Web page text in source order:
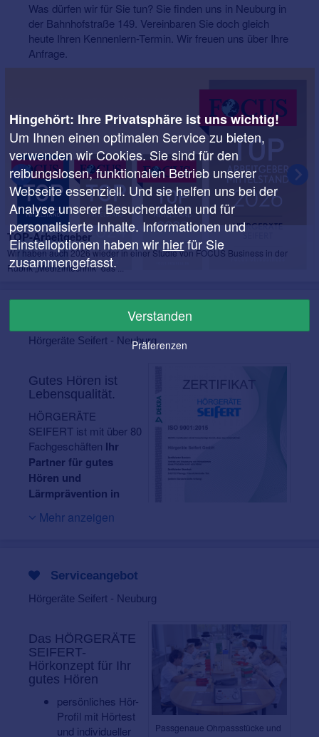
Was dürfen wir für Sie tun? Sie finden uns in Neuburg in
der Bahnhofstraße 149. Vereinbaren Sie doch gleich
heute Ihren Kennenlern-Termin. Wir freuen uns über Ihre
Anfrage.
TOP-Arbeitgeber
Wir haben auch 2026 wieder in einer Studie von FOCUS Business in der
Rubrik „Medizintechnik“ das ...
Hörgeräte Seifert - Neuburg
Gutes Hören ist
Lebensqualität.
HÖRGERÄTE
SEIFERT ist mit über 80
Fachgeschäften Ihr
Partner für gutes
Hören und
Lärmprävention in
Bereits seit 1962
Fachkenntnis und
großem
Einfühlungsvermögen für bestmöglichen Hör-Erfolg und
Ihr Gehör ist bei uns in besten Händen!
Denn für
unsere qualifizierten Hörakustikerinnen und
Hörakustiker stehen Sie mit Ihren ganz persönlichen
Wünsche und Anforderungen immer im Mittelpunkt. So
schaffen wir mit unserer großen Expertise und dem
Einsatz modernster Mess- und Anpassverfahren die
optimale Hörlösung für Sie – und eine verbesserte
Mehr anzeigen
Serviceangebot
Hörgeräte Seifert - Neuburg
Passgenaue Ohrpassstücke und
Das HÖRGERÄTE
SEIFERT-
Hörkonzept für Ihr
gutes Hören
persönliches Hör-
Profil mit Hörtest
und individueller
Hingehört: Ihre Privatsphäre ist uns wichtig!
Um Ihnen einen optimalen Service zu bieten,
verwenden wir Cookies. Sie sind für den
reibungslosen, funktionalen Betrieb unserer
Webseite essenziell. Und sie helfen uns bei der
Analyse unserer Besucherdaten und für
personalisierte Inhalte. Informationen und
Einstelloptionen haben wir hierfür Sie
zusammengefasst.
Verstanden
Präferenzen